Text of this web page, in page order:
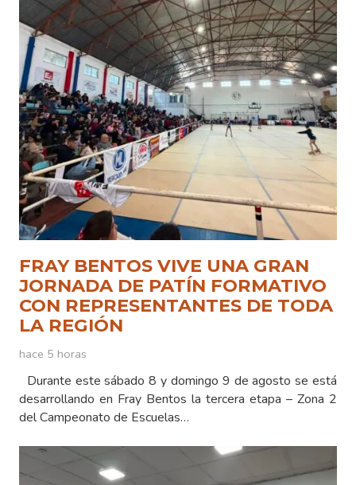
FRAY BENTOS VIVE UNA GRAN
JORNADA DE PATÍN FORMATIVO
CON REPRESENTANTES DE TODA
LA REGIÓN
hace 5 horas
Durante este sábado 8 y domingo 9 de agosto se está
desarrollando en Fray Bentos la tercera etapa – Zona 2
del Campeonato de Escuelas…